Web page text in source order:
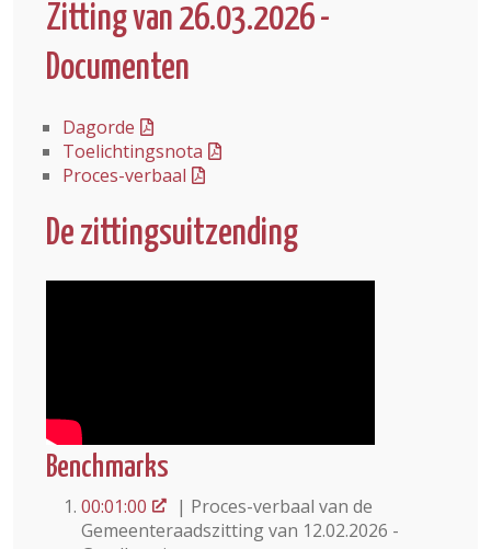
Zitting van 26.03.2026 -
Documenten
Dagorde
Toelichtingsnota
Proces-verbaal
De zittingsuitzending
Benchmarks
00:01:00
| Proces-verbaal van de
Gemeenteraadszitting van 12.02.2026 -